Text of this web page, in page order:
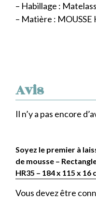
Avis
Il n’y a pas encore
Soyez le premier à
de mousse –
HR35 – 184 x 115 x 16
Vous devez être
– Habillage :
– Matière : MOUSSE